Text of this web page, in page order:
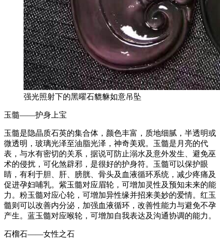
强光照射下的黑曜石貔貅如意吊坠
玉髓——护身上宝
玉髓是隐晶质石英的集合体，颜色丰富，质地细腻，半透明或
微透明，玻璃光泽至油脂光泽，神奇美观。玉髓是月亮的代
表，与水有密切的关系，据说可防止溺水及意外发生、避免巫
术的侵扰，可化煞辟邪，是很好的护身符。玉髓可以保护眼
睛，有利于胆、肝、膀胱、骨头及血液循环系统，减少疼痛及
促进孕妇哺乳。紫玉髓对应眉轮，可增加灵性及预知未来的能
力。粉玉髓对应心轮，可增加异性缘并招来美妙的爱情。红玉
髓则可以改善内分泌，加强血液循环，改善性能力与避免不孕
产生。蓝玉髓对应喉轮，可增加自我表达及沟通协调的能力。
石榴石——女性之石